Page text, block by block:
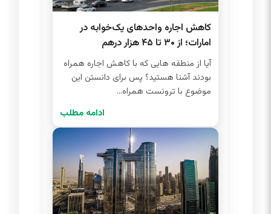
کاهش اجاره واحدهای یک‌خوابه در
امارات؛ از ۳۰ تا ۴۵ هزار درهم
آیا از منطقه هایی که با کاهش اجاره همراه
بودند آشنا هستید؟ پس برای دانستن این
موضوع با ترونست همراه...
ادامه مطلب